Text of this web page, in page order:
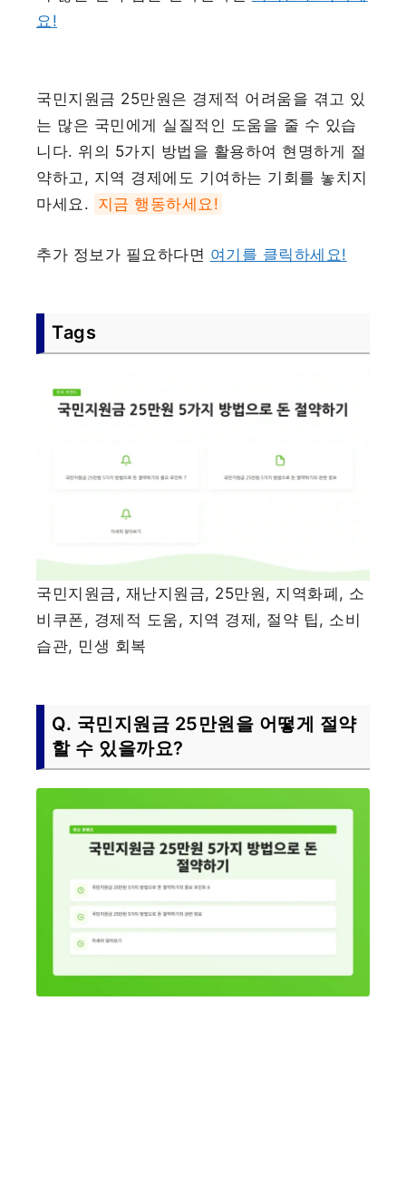
요!
국민지원금 25만원은 경제적 어려움을 겪고 있
는 많은 국민에게 실질적인 도움을 줄 수 있습
니다. 위의 5가지 방법을 활용하여 현명하게 절
약하고, 지역 경제에도 기여하는 기회를 놓치지
마세요. 지금 행동하세요!
추가 정보가 필요하다면 여기를 클릭하세요!
Tags
국민지원금, 재난지원금, 25만원, 지역화폐, 소
비쿠폰, 경제적 도움, 지역 경제, 절약 팁, 소비
습관, 민생 회복
Q. 국민지원금 25만원을 어떻게 절약
할 수 있을까요?